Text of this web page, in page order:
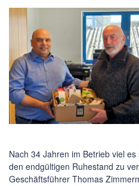
Nach 34 Jahren im Betrieb viel
den endgültigen Ruhestand zu
Geschäftsführer Thomas